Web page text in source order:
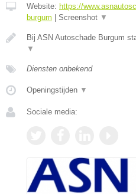
Website: https://
burgum
Screenshot ▼
Bij ASN Autoschade Burgum
▼
Diensten onbekend
Openingstijden ▼
Sociale media: